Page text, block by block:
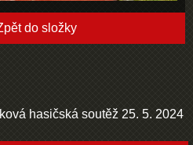
do složky
hasičská soutěž 25. 5. 2024